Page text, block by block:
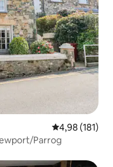
Średnia
4,98 (181)
Parrog